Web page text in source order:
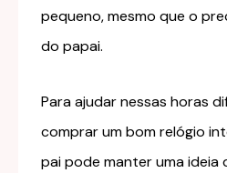
pequeno, mesmo que o
do papai.
Para ajudar nessas horas
comprar um bom relógio
pai pode manter uma ideia